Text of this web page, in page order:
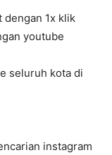
dengan 1x klik
youtube
seluruh kota di
instagram